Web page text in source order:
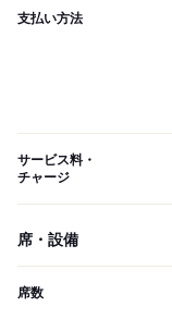
支払い方法
サービス料・
チャージ
席・設備
席数